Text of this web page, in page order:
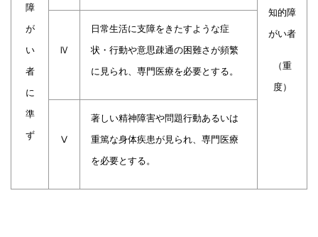
障
が
い
者
に
準
ず
知的障
がい者
（重
度）
Ⅳ
日常生活に支障をきたすような症
状・行動や意思疎通の困難さが頻繁
に見られ、専門医療を必要とする。
Ⅴ
著しい精神障害や問題行動あるいは
重篤な身体疾患が見られ、専門医療
を必要とする。